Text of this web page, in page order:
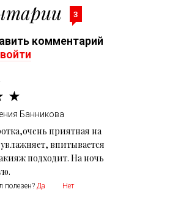
3
комментарий
войти
Банникова
приятная на
впитывается
подходит. На ночь
полезен? Да Нет